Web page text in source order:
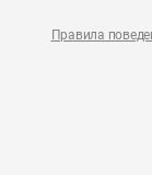
Правила